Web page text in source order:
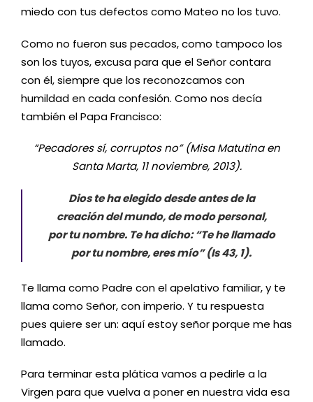
miedo con tus defectos como Mateo no los tuvo.
Como no fueron sus pecados, como tampoco los
son los tuyos, excusa para que el Señor contara
con él, siempre que los reconozcamos con
humildad en cada confesión. Como nos decía
también el Papa Francisco:
“Pecadores sí, corruptos no” (Misa Matutina en
Santa Marta, 11 noviembre, 2013).
Dios te ha elegido desde antes de la
creación del mundo, de modo personal,
por tu nombre. Te ha dicho: “Te he llamado
por tu nombre, eres mío” (Is 43, 1).
Te llama como Padre con el apelativo familiar, y te
llama como Señor, con imperio. Y tu respuesta
pues quiere ser un: aquí estoy señor porque me has
llamado.
Para terminar esta plática vamos a pedirle a la
Virgen para que vuelva a poner en nuestra vida esa